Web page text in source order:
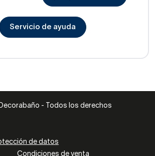
Servicio de ayuda
- Todos los derechos
de datos
Condiciones de venta